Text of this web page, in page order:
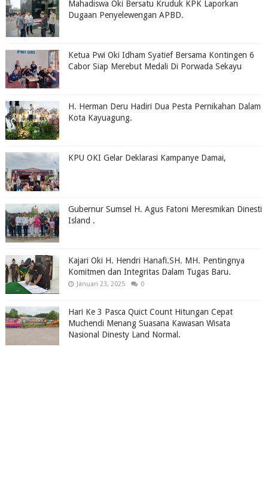
Mahadiswa Oki Bersatu Kruduk KPK Laporkan
Dugaan Penyelewengan APBD.
Ketua Pwi Oki Idham Syatief Bersama Kontingen 6
Cabor Siap Merebut Medali Di Porwada Sekayu
H. Herman Deru Hadiri Dua Pesta Pernikahan Dalam
Kota Kayuagung.
KPU OKI Gelar Deklarasi Kampanye Damai,
Gubernur Sumsel H. Agus Fatoni Meresmikan Dinesti
Island .
Kajari Oki H. Hendri Hanafi.SH. MH. Pentingnya
Komitmen dan Integritas Dalam Tugas Baru.
Januari 23, 2025 0
Hari Ke 3 Pasca Quict Count Hitungan Cepat
Muchendi Menang Suasana Kawasan Wisata
Nasional Dinesty Land Normal.